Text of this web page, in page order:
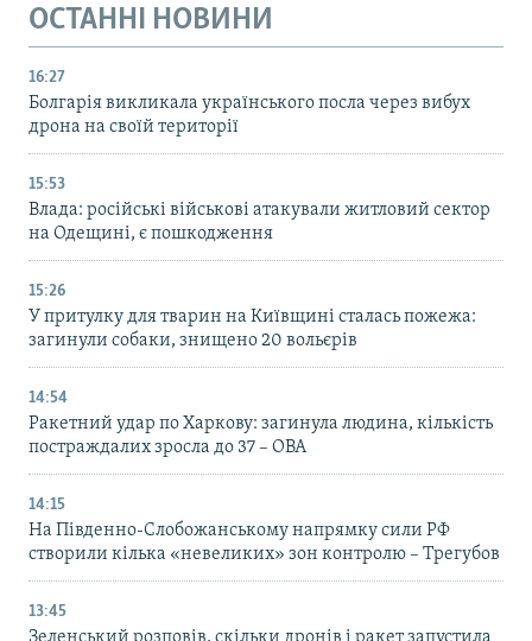
ОСТАННІ НОВИНИ
16:27
Болгарія викликала українського посла через вибух
дрона на своїй території
15:53
Влада: російські військові атакували житловий сектор
на Одещині, є пошкодження
15:26
У притулку для тварин на Київщині сталась пожежа:
загинули собаки, знищено 20 вольєрів
14:54
Ракетний удар по Харкову: загинула людина, кількість
постраждалих зросла до 37 – ОВА
14:15
На Південно-Слобожанському напрямку сили РФ
створили кілька «невеликих» зон контролю – Трегубов
13:45